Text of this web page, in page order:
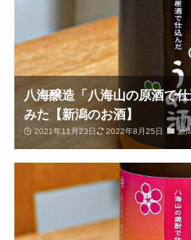
八海醸造「八海山の原酒で
みた【新潟のお酒】
2021年11月23日 2022年8月25日 新